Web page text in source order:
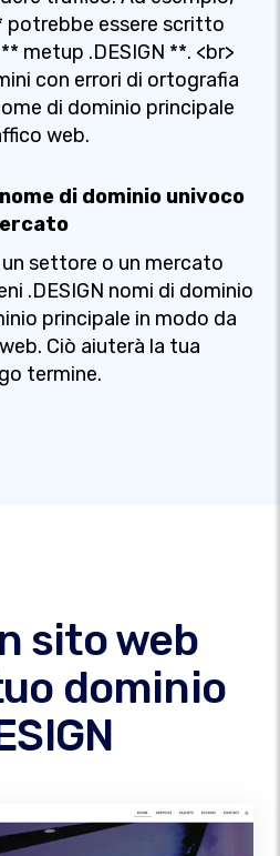
potrebbe essere scritto
metup .DESIGN **. <br>
con errori di ortografia
di dominio principale
web.
di dominio univoco
settore o un mercato
.DESIGN nomi di dominio
principale in modo da
Ciò aiuterà la tua
termine.
sito web
dominio